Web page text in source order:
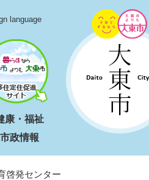
language
康・福祉
市政情報
啓発センター